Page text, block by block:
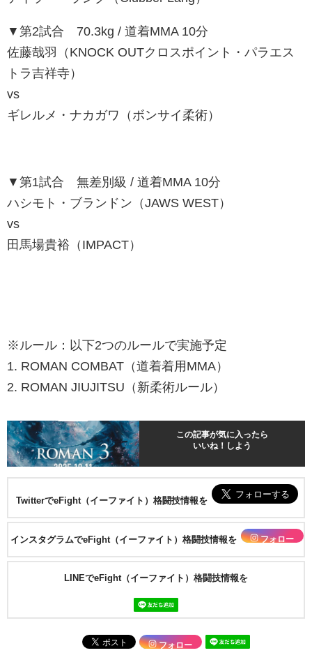
▼第2試合 70.3kg / 道着MMA 10分
佐藤哉羽（KNOCK OUTクロスポイント・パラエス
トラ吉祥寺）
vs
ギレルメ・ナカガワ（ボンサイ柔術）
▼第1試合 無差別級 / 道着MMA 10分
ハシモト・ブランドン（JAWS WEST）
vs
田馬場貴裕（IMPACT）
※ルール：以下2つのルールで実施予定
1. ROMAN COMBAT（道着着用MMA）
2. ROMAN JIUJITSU（新柔術ルール）
この記事が気に入ったら
いいね！しよう
TwitterでeFight（イーファイト）格闘技情報を
インスタグラムでeFight（イーファイト）格闘技情報を フォロー
LINEでeFight（イーファイト）格闘技情報を
フォロー